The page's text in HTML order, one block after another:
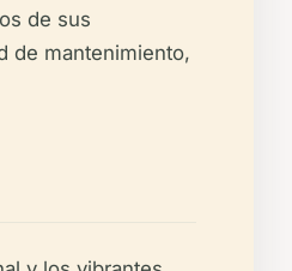
de sus
de mantenimiento,